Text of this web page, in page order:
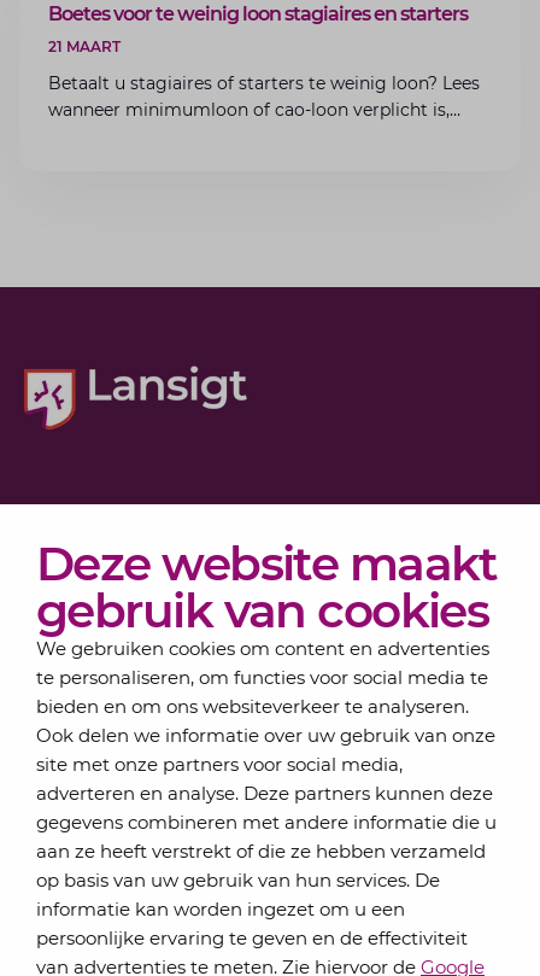
Deze website maakt
gebruik van cookies
We gebruiken cookies om content en advertenties
te personaliseren, om functies voor social media te
bieden en om ons websiteverkeer te analyseren.
Ook delen we informatie over uw gebruik van onze
site met onze partners voor social media,
adverteren en analyse. Deze partners kunnen deze
gegevens combineren met andere informatie die u
aan ze heeft verstrekt of die ze hebben verzameld
op basis van uw gebruik van hun services. De
informatie kan worden ingezet om u een
persoonlijke ervaring te geven en de effectiviteit
van advertenties te meten. Zie hiervoor de Google
ARTIKEL
Boetes voor te weinig loon stagiaires en starters
21 MAART
Betaalt u stagiaires of starters te weinig loon? Lees
wanneer minimumloon of cao-loon verplicht is,
Actueel
Over Lansigt
Contact
Schrijf je in voor onze nieuwsbrief
Elke maand bundelen de adviseurs van Lansigt in
de eSigt het nieuws.
Jouw emailadres
Inschrijven